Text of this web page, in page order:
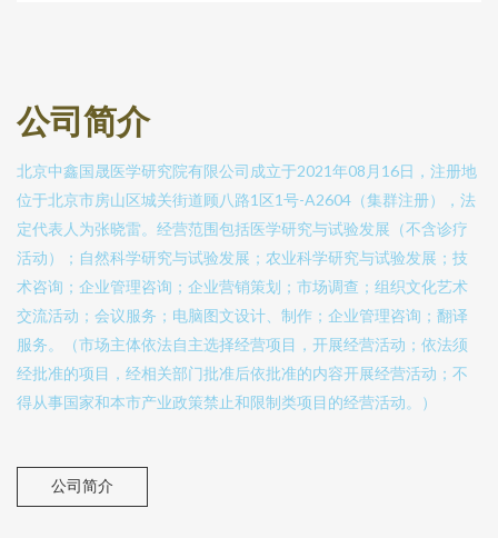
公司简介
北京中鑫国晟医学研究院有限公司成立于2021年08月16日，注册地
位于北京市房山区城关街道顾八路1区1号-A2604（集群注册），法
定代表人为张晓雷。经营范围包括医学研究与试验发展（不含诊疗
活动）；自然科学研究与试验发展；农业科学研究与试验发展；技
术咨询；企业管理咨询；企业营销策划；市场调查；组织文化艺术
交流活动；会议服务；电脑图文设计、制作；企业管理咨询；翻译
服务。（市场主体依法自主选择经营项目，开展经营活动；依法须
经批准的项目，经相关部门批准后依批准的内容开展经营活动；不
得从事国家和本市产业政策禁止和限制类项目的经营活动。）
公司简介